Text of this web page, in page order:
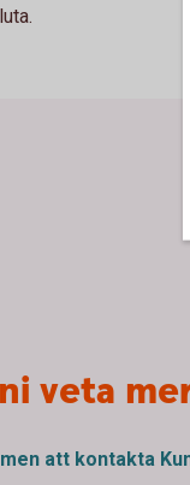
veta
att kontakta